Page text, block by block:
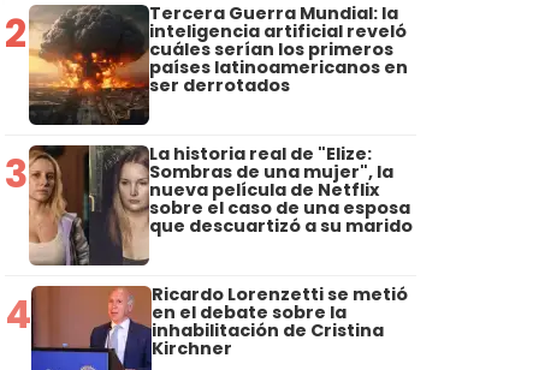
2 Tercera Guerra Mundial: la
inteligencia artificial reveló
cuáles serían los primeros
países latinoamericanos en
ser derrotados
3 La historia real de "Elize:
Sombras de una mujer", la
nueva película de Netflix
sobre el caso de una esposa
que descuartizó a su marido
4 Ricardo Lorenzetti se metió
en el debate sobre la
inhabilitación de Cristina
Kirchner